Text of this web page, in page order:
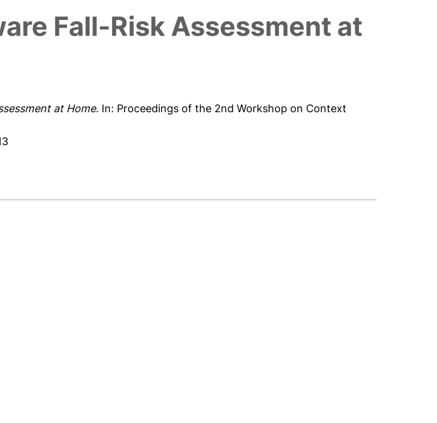
Fall-Risk Assessment at
at Home. In: Proceedings of the 2nd Workshop on Context